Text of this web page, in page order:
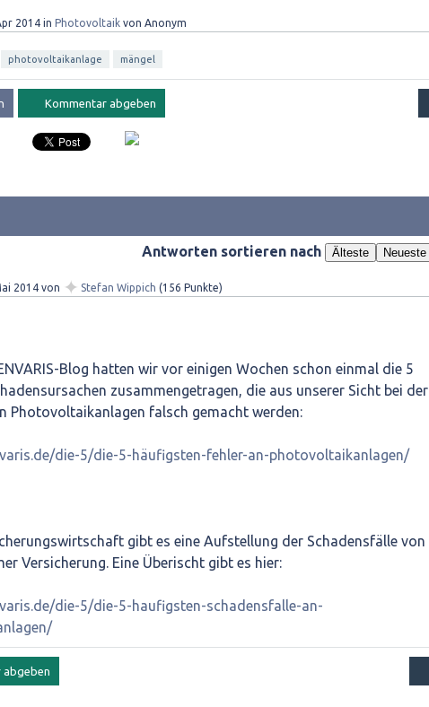
2014 in Photovoltaik von Anonym
photovoltaikanlage mängel
Antworten sortieren nach Älteste Neueste
2014 von ✦ Stefan Wippich (156 Punkte)
Blog hatten wir vor einigen Wochen schon einmal die 5
zusammengetragen, die aus unserer Sicht bei der
Photovoltaikanlagen falsch gemacht werden:
die-5/die-5-häufigsten-fehler-an-photovoltaikanlagen/
gibt es eine Aufstellung der Schadensfälle von
Versicherung. Eine Überischt gibt es hier:
die-5/die-5-haufigsten-schadensfalle-an-